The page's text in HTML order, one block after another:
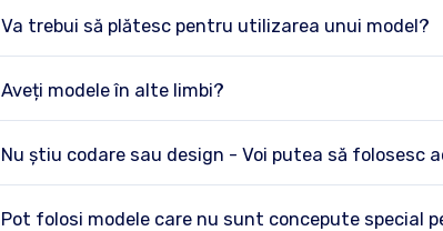
Va trebui să plătesc pentru utilizarea unui model?
Aveți modele în alte limbi?
Nu știu codare sau design - Voi putea să folosesc
Pot folosi modele care nu sunt concepute special